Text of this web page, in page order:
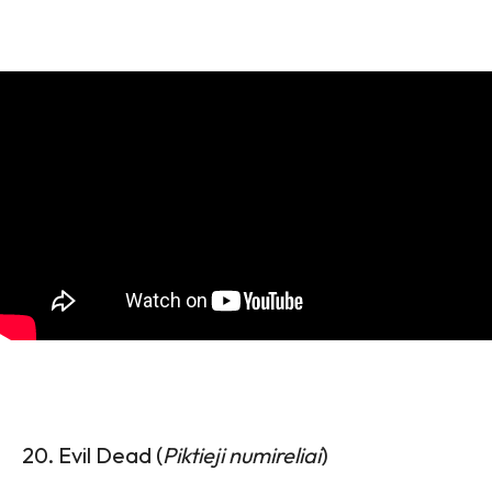
20. Evil Dead (Piktieji numireliai)